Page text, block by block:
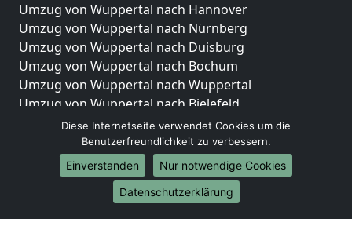
Umzug von Wuppertal nach Hannover
Umzug von Wuppertal nach Nürnberg
Umzug von Wuppertal nach Duisburg
Umzug von Wuppertal nach Bochum
Umzug von Wuppertal nach Wuppertal
Umzug von Wuppertal nach Bielefeld
Umzug von Wuppertal nach Bonn
Umzug von Wuppertal nach Münster
Internationale-Umzüge
Umzug von Wuppertal nach Brasilien
Umzug von Wuppertal nach Brunei Darussalam
Diese Internetseite verwendet Cookies um die
Benutzerfreundlichkeit zu verbessern.
Einverstanden
Nur notwendige Cookies
Datenschutzerklärung